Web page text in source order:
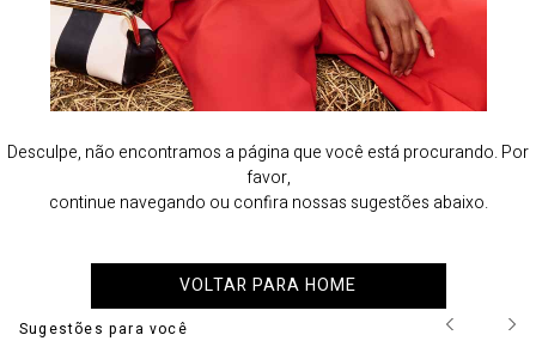
Desculpe, não encontramos a página que você está procurando. Por
favor,
continue navegando ou confira nossas sugestões abaixo.
VOLTAR PARA HOME
Sugestões para você